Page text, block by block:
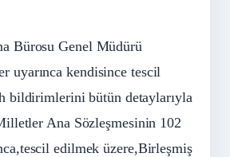
Bürosu Genel Müdürü
uyarınca kendisince tescil
bildirimlerini bütün detaylarıyla
Ana Sözleşmesinin 102
edilmek üzere,Birleşmiş